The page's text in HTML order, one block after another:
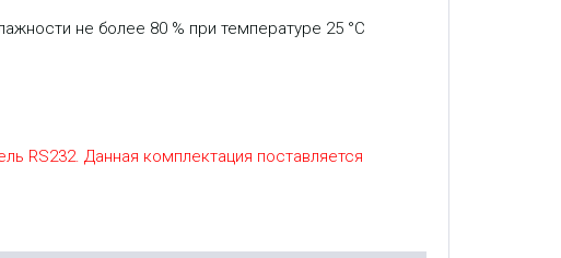
не более 80 % при температуре 25 °С
RS232. Данная комплектация поставляется